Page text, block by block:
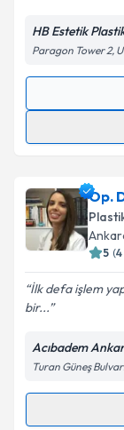
HB Estetik
Paragon Tower 2,
takvim
E-posta
Op.
5 (4
İlk defa işlem
bir...
Acıbadem
Turan Güneş